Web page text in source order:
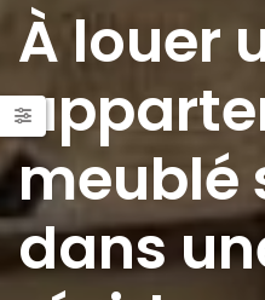
À louer
meublé
dans